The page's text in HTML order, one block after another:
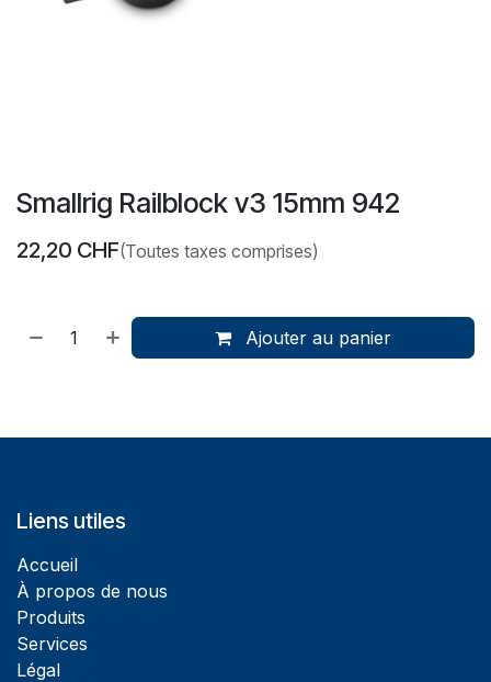
Smallrig Railblock v3 15mm 942
22,20 CHF(Toutes taxes comprises)
Ajouter au panier
Liens utiles
Accueil
À propos de nous
Produits
Services
Légal